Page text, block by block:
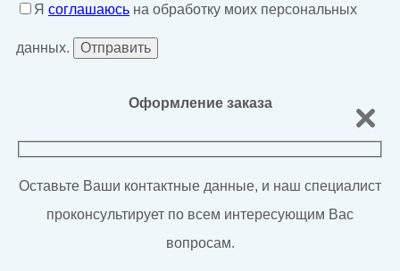
Я соглашаюсь на обработку моих персональных
данных.
Оформление заказа
Оставьте Ваши контактные данные, и наш специалист
проконсультирует по всем интересующим Вас
вопросам.